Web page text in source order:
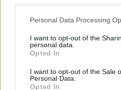
Please note that this website/app
not limited to your visit or usage
grant or deny consent to Google
use your data for below specified
consent section.
Personal Data Processing
I want to opt-out of the
personal data.
Opted In
I want to opt-out of the Sale
Personal Data.
Opted In
Kérdés: Nagy fokú
A gyógyszerek nem
paroxat.Aludni nem
Fáradtabban kelek mint